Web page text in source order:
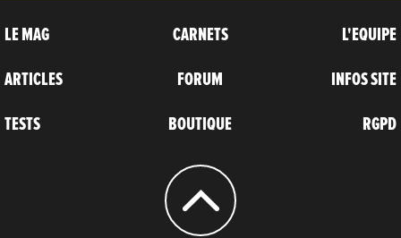
LE MAG
ARTICLES
TESTS
CARNETS
FORUM
BOUTIQUE
L'EQUIPE
INFOS SITE
RGPD